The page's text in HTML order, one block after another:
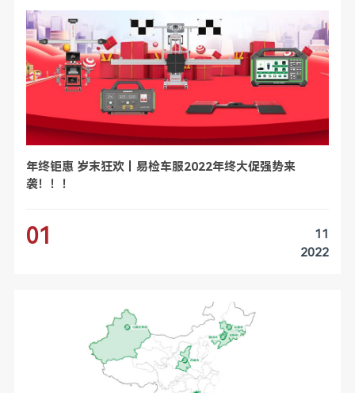
年终钜惠 岁末狂欢丨易检车服2022年终大促强势来
袭！！！
01
11
2022